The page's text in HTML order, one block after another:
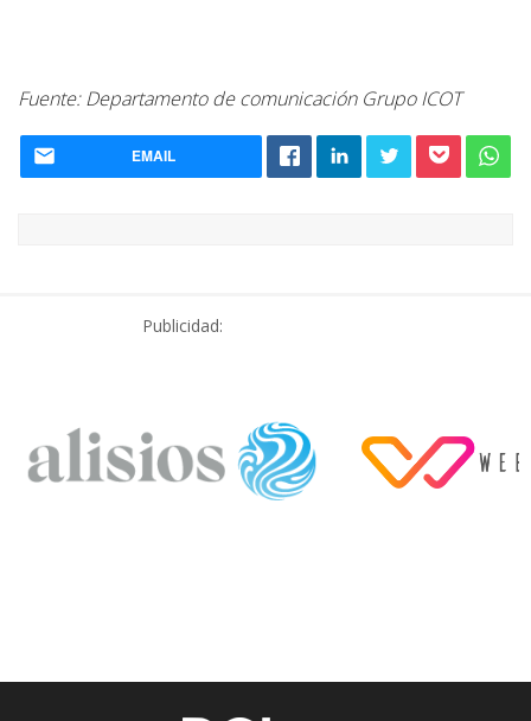
Fuente: Departamento de comunicación Grupo ICOT
EMAIL
Publicidad: